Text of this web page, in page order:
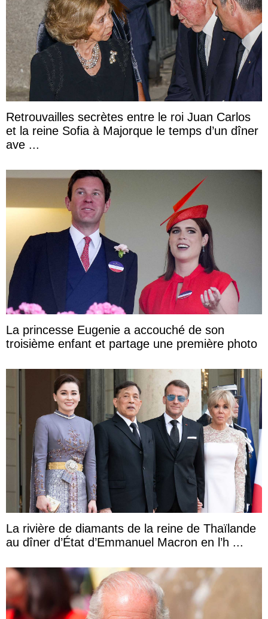
Retrouvailles secrètes entre le roi Juan Carlos
et la reine Sofia à Majorque le temps d’un dîner
ave ...
La princesse Eugenie a accouché de son
troisième enfant et partage une première photo
La rivière de diamants de la reine de Thaïlande
au dîner d’État d’Emmanuel Macron en l’h ...